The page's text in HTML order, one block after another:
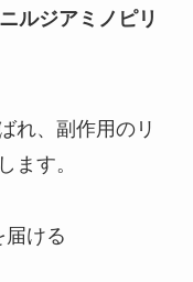
ルジアミノピリ
れ、副作用のリ
ます。
届ける